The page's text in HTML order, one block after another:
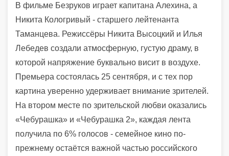
В фильме Безруков играет капитана Алехина, а
Никита Кологривый - старшего лейтенанта
Таманцева. Режиссёры Никита Высоцкий и Илья
Лебедев создали атмосферную, густую драму, в
которой напряжение буквально висит в воздухе.
Премьера состоялась 25 сентября, и с тех пор
картина уверенно удерживает внимание зрителей.
На втором месте по зрительской любви оказались
«Чебурашка» и «Чебурашка 2», каждая лента
получила по 6% голосов - семейное кино по-
прежнему остаётся важной частью российского